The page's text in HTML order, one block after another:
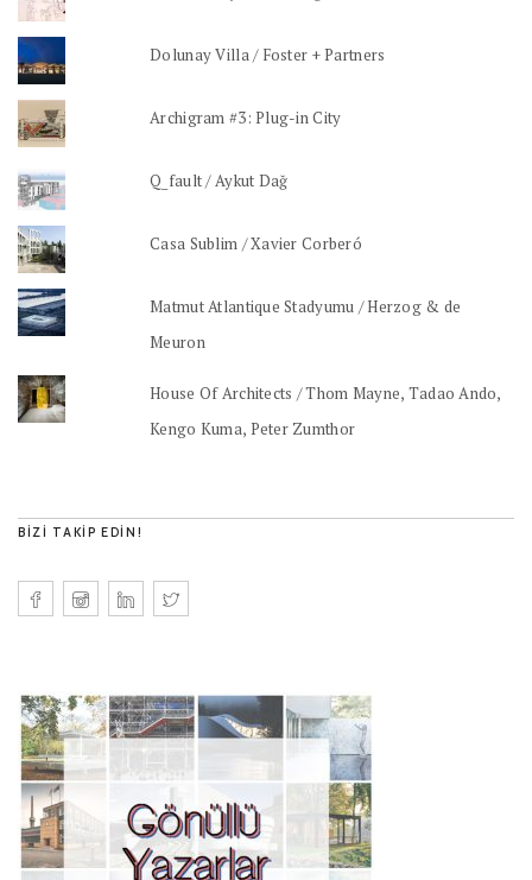
Dolunay Villa / Foster + Partners
Archigram #3: Plug-in City
Q_fault / Aykut Dağ
Casa Sublim / Xavier Corberó
Matmut Atlantique Stadyumu / Herzog & de
Meuron
House Of Architects / Thom Mayne, Tadao Ando,
Kengo Kuma, Peter Zumthor
BIZI TAKIP EDIN!